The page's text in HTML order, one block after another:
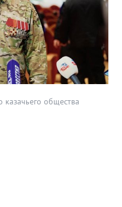
казачьего общества